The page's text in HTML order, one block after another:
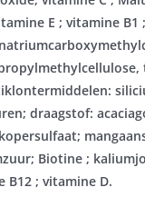
E ; vitamine B1
draagstof:
Biotine ;
B12 ; vitamine D.